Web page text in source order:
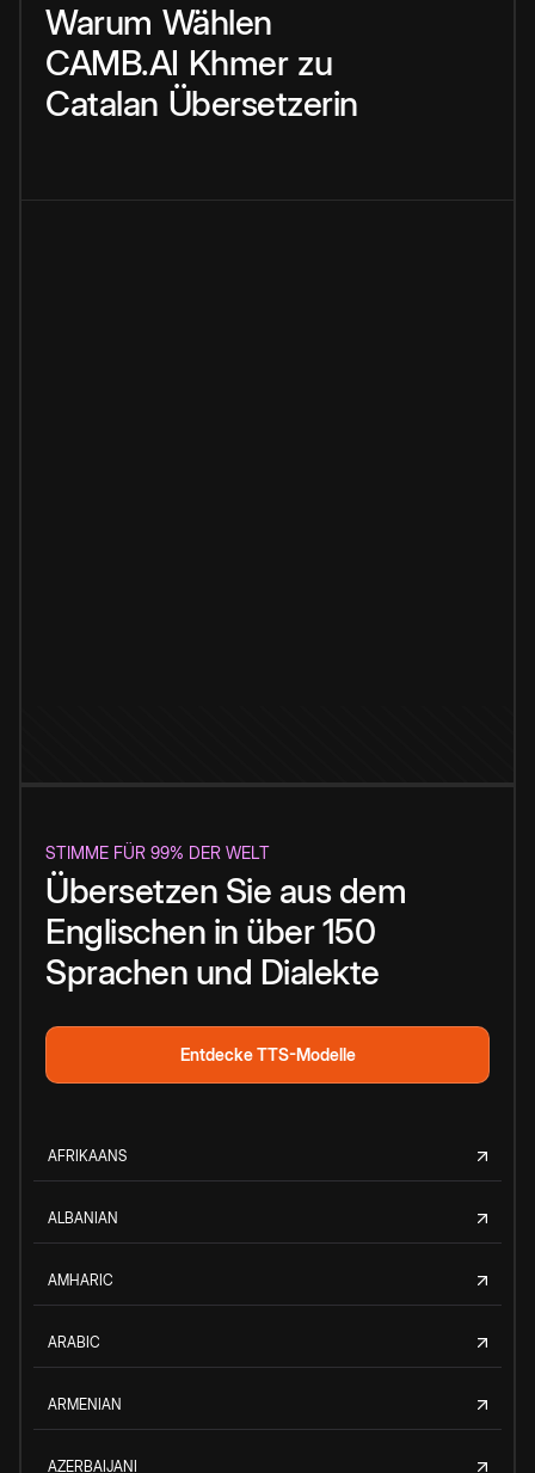
Warum Wählen
CAMB.AI Khmer zu
Catalan Übersetzerin
STIMME FÜR 99% DER WELT
Übersetzen Sie aus dem
Englischen in über 150
Sprachen und Dialekte
Entdecke TTS-Modelle
AFRIKAANS
ALBANIAN
AMHARIC
ARABIC
ARMENIAN
AZERBAIJANI